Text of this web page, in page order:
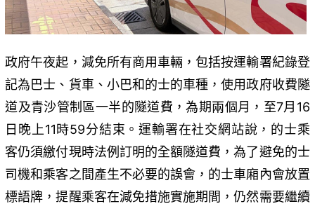
政府午夜起，減免所有商用車輛，包括按運輸署紀錄登
記為巴士、貨車、小巴和的士的車種，使用政府收費隧
道及青沙管制區一半的隧道費，為期兩個月，至7月16
日晚上11時59分結束。運輸署在社交網站說，的士乘
客仍須繳付現時法例訂明的全額隧道費，為了避免的士
司機和乘客之間產生不必要的誤會，的士車廂內會放置
標語牌，提醒乘客在減免措施實施期間，仍然需要繼續